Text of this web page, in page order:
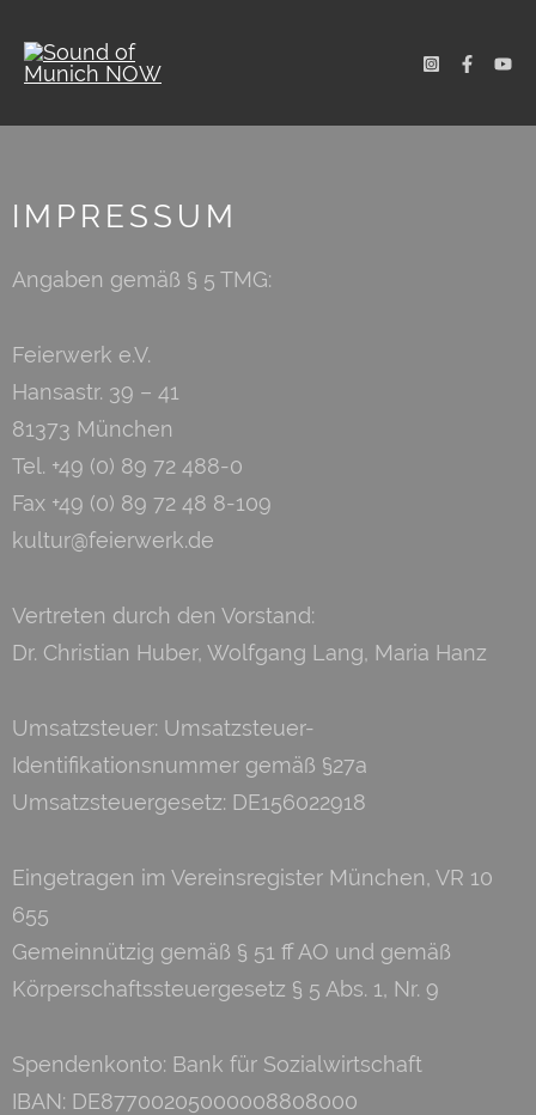
IMPRESSUM
Angaben gemäß § 5 TMG:
Feierwerk e.V.
Hansastr. 39 – 41
81373 München
Tel. +49 (0) 89 72 488-0
Fax +49 (0) 89 72 48 8-109
kultur@feierwerk.de
Vertreten durch den Vorstand:
Dr. Christian Huber, Wolfgang Lang, Maria Hanz
Umsatzsteuer: Umsatzsteuer-
Identifikationsnummer gemäß §27a
Umsatzsteuergesetz: DE156022918
Eingetragen im Vereinsregister München, VR 10
655
Gemeinnützig gemäß § 51 ff AO und gemäß
Körperschaftssteuergesetz § 5 Abs. 1, Nr. 9
Spendenkonto: Bank für Sozialwirtschaft
IBAN: DE87700205000008808000